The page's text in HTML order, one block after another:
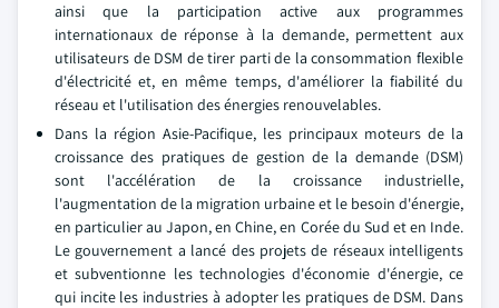
ainsi que la participation active aux programmes
internationaux de réponse à la demande, permettent aux
utilisateurs de DSM de tirer parti de la consommation flexible
d'électricité et, en même temps, d'améliorer la fiabilité du
réseau et l'utilisation des énergies renouvelables.
Dans la région Asie-Pacifique, les principaux moteurs de la
croissance des pratiques de gestion de la demande (DSM)
sont l'accélération de la croissance industrielle,
l'augmentation de la migration urbaine et le besoin d'énergie,
en particulier au Japon, en Chine, en Corée du Sud et en Inde.
Le gouvernement a lancé des projets de réseaux intelligents
et subventionne les technologies d'économie d'énergie, ce
qui incite les industries à adopter les pratiques de DSM. Dans